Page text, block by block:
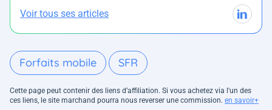
Voir tous ses articles
Forfaits mobile SFR
Cette page peut contenir des liens d’affiliation. Si vous achetez via l'un des
ces liens, le site marchand pourra nous reverser une commission. en savoir+